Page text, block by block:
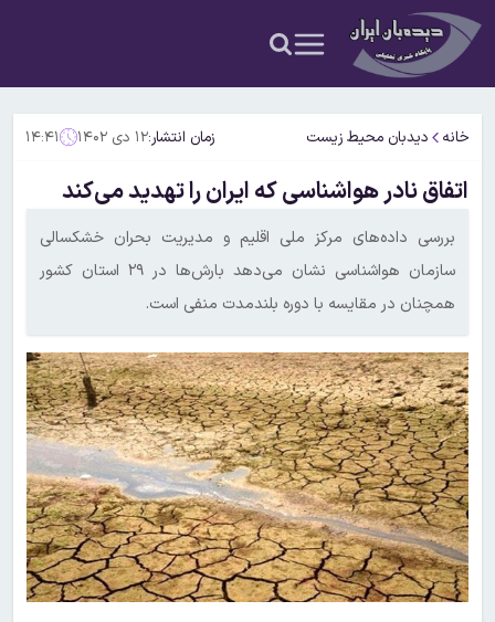
خانه دیدبان محیط زیست زمان انتشار:۱۲ دی ۱۴۰۲ ۱۴:۴۱
اتفاق نادر هواشناسی که ایران را تهدید می‌کند
بررسی داده‌های مرکز ملی اقلیم و مدیریت بحران خشکسالی
سازمان هواشناسی نشان می‌دهد بارش‌ها در ۲۹ استان کشور
همچنان در مقایسه با دوره بلندمدت منفی است.